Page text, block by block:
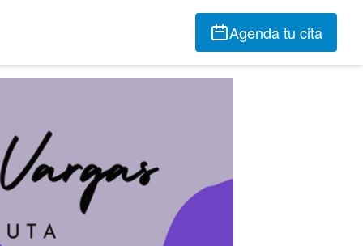
Agenda tu cita